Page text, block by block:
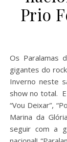
Prio
Os Paralamas do Sucesso, Samuel Rosa e Nando Reis,
gigantes do
Inverno neste
show no total. E
“Vou Deixar”,
Marina da
seguir com a